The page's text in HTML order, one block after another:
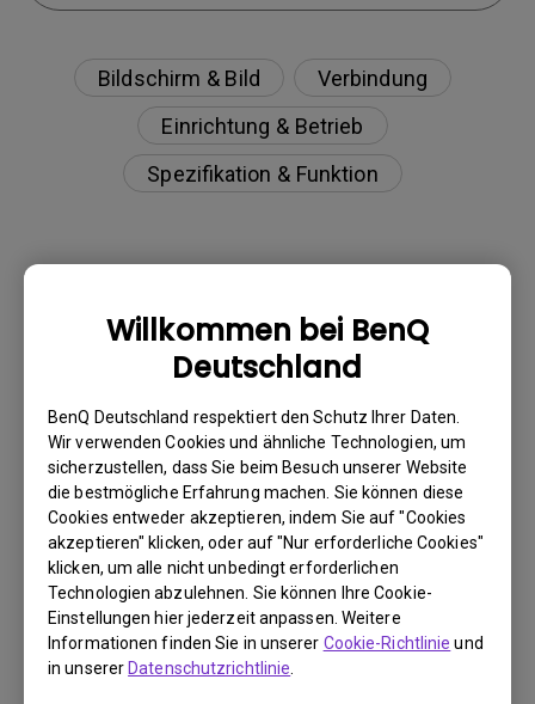
Willkommen bei BenQ
Deutschland
BenQ Deutschland respektiert den Schutz Ihrer Daten.
Wir verwenden Cookies und ähnliche Technologien, um
sicherzustellen, dass Sie beim Besuch unserer Website
die bestmögliche Erfahrung machen. Sie können diese
Cookies entweder akzeptieren, indem Sie auf "Cookies
akzeptieren" klicken, oder auf "Nur erforderliche Cookies"
klicken, um alle nicht unbedingt erforderlichen
Technologien abzulehnen. Sie können Ihre Cookie-
Einstellungen hier jederzeit anpassen. Weitere
Informationen finden Sie in unserer Cookie-Richtlinie und
in unsererDatenschutzrichtlinie
Bildschirm & Bild
Verbindung
Einrichtung & Betrieb
Spezifikation & Funktion
Warum kann mein BenQ-Monitor über ein
USB-C(Typ C)-Kabel nicht ordnungsgemäß
angezeigt werden?
Was ist Backlight Bleed oder Backlight
Leaking?
Was versteht man unter "Image Sticking"
und wie kann man es vermeiden oder
beheben?
Muss ich den WHQL-Treiber (Windows